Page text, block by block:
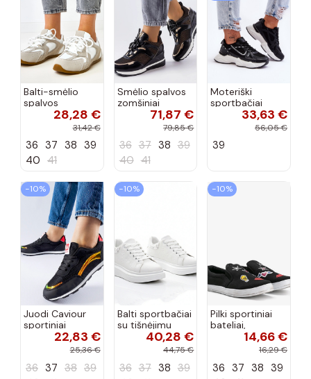
Balti-smėlio
spalvos
sportiniai
Casey
28,28 €
31,42 €
36 37 38 39
40 41
Smėlio spalvos
zomšiniai
sportiniai
bateliai, „Karino"
71,87 €
79,85 €
36 37 38 39
40 41
Moteriški
sportbačiai
juodos spalvos
33,63 €
56,05 €
39
−10%
Juodi Caviour
sportiniai
sportbačiai22,83 €
25,36 €
36 37 38 39
−10%
Balti sportbačiai
su tišnėjimu
Peyton40,28 €
44,75 €
36 37 38 39
−10%
Pilki sportiniai
bateliai,
„Justice"14,66 €
16,29 €
36 37 38 39